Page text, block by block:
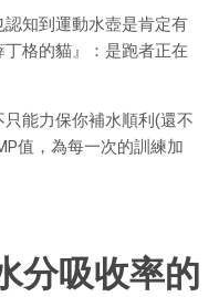
知到運動水壺是肯定有
格的貓』：是跑者正在
只能力保你補水順利(還不
值，為每一次的訓練加
分吸收率的